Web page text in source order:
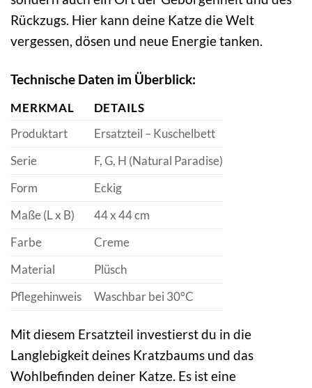
Rückzugs. Hier kann deine Katze die Welt
vergessen, dösen und neue Energie tanken.
Technische Daten im Überblick:
MERKMAL
DETAILS
Produktart
Ersatzteil – Kuschelbett
Serie
F, G, H (Natural Paradise)
Form
Eckig
Maße (L x B)
44 x 44 cm
Farbe
Creme
Material
Plüsch
Pflegehinweis
Waschbar bei 30°C
Mit diesem Ersatzteil investierst du in die
Langlebigkeit deines Kratzbaums und das
Wohlbefinden deiner Katze. Es ist eine